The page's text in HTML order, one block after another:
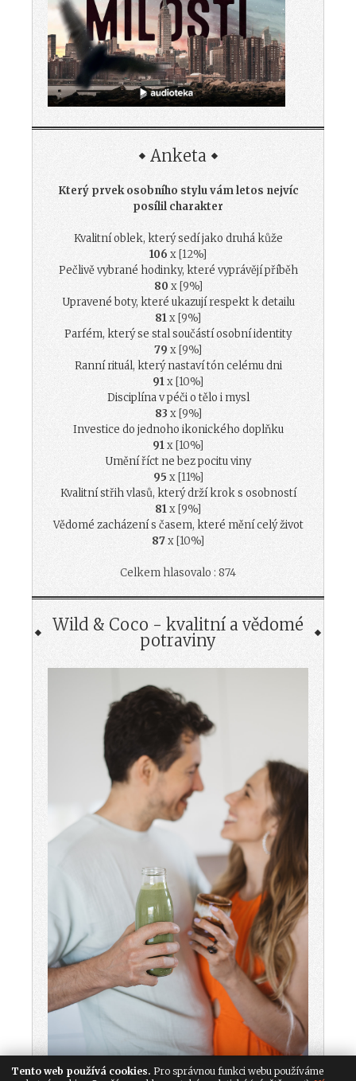
Anketa
Který prvek osobního stylu vám letos nejvíc
posílil charakter
Kvalitní oblek, který sedí jako druhá kůže
106 x [12%]
Pečlivě vybrané hodinky, které vyprávějí příběh
80 x [9%]
Upravené boty, které ukazují respekt k detailu
81x [9%]
Parfém, který se stal součástí osobní identity
79 x [9%]
Ranní rituál, který nastaví tón celému dni
91x [10%]
Disciplína v péči o tělo i mysl
83 x [9%]
Investice do jednoho ikonického doplňku
91x [10%]
Umění říct ne bez pocitu viny
95 x [11%]
Kvalitní střih vlasů, který drží krok s osobností
81x [9%]
Vědomé zacházení s časem, které mění celý život
87x [10%]
Celkem hlasovalo : 874
Wild & Coco - kvalitní a vědomé
potraviny
Tento web používá cookies. Pro správnou funkci webu používáme